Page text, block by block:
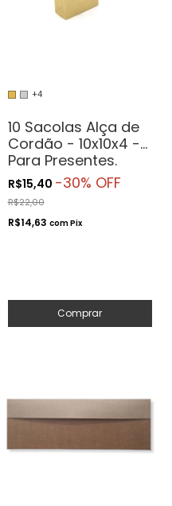
+4
10 Sacolas Alça de
Cordão - 10x10x4 -
Para Presentes.
Cosméticos ou
Artesanatos
R$15,40 -30% OFF
R$22,00
R$14,63 comPix
Comprar